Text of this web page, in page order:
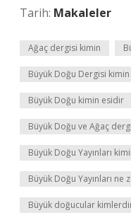
Tarih: Makaleler
Ağaç dergisi kimin
Büyük Doğu Dergisi kimin
Büyük Doğu kimin esidir
Büyük Doğu ve Ağaç
Büyük Doğu Yayınları
Büyük Doğu Yayınları ne
Büyük doğucular